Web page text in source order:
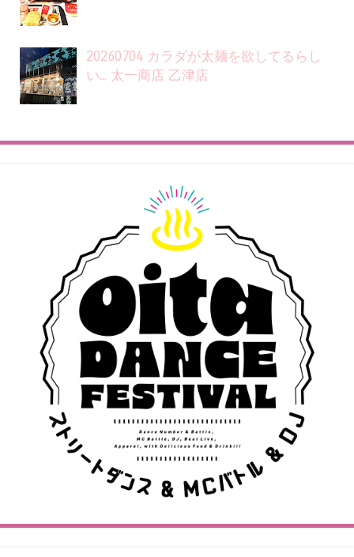
20260704 カラダが太麺を欲してるらし
い... 太一商店 乙津店